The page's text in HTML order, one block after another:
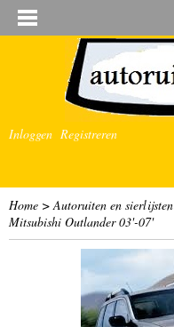
Inloggen Registreren
Home >Autoruiten en sierlijsten
Mitsubishi Outlander 03'-07'